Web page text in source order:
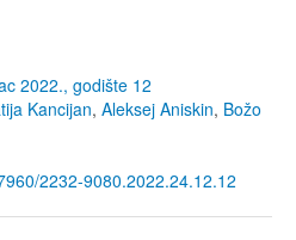
2022., godište 12
Kancijan, Aleksej Aniskin, Božo
2232-9080.2022.24.12.12